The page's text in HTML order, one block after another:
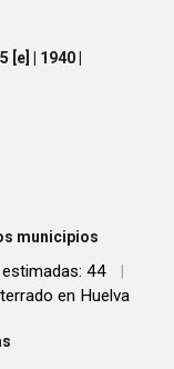
| 1940 |
municipios
44
|
en Huelva